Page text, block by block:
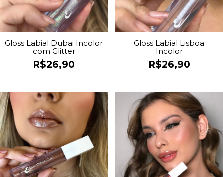
Gloss Labial Dubai Incolor
com Glitter
R$26,90
Gloss Labial Lisboa
Incolor
R$26,90